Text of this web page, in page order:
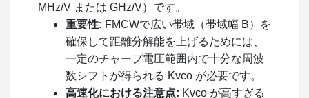
MHz/V または GHz/V）です。
重要性: FMCWで広い帯域（帯域幅 B）を
確保して距離分解能を上げるためには、
一定のチャープ電圧範囲内で十分な周波
数シフトが得られる Kvco が必要です。
高速化における注意点: Kvco が高すぎる